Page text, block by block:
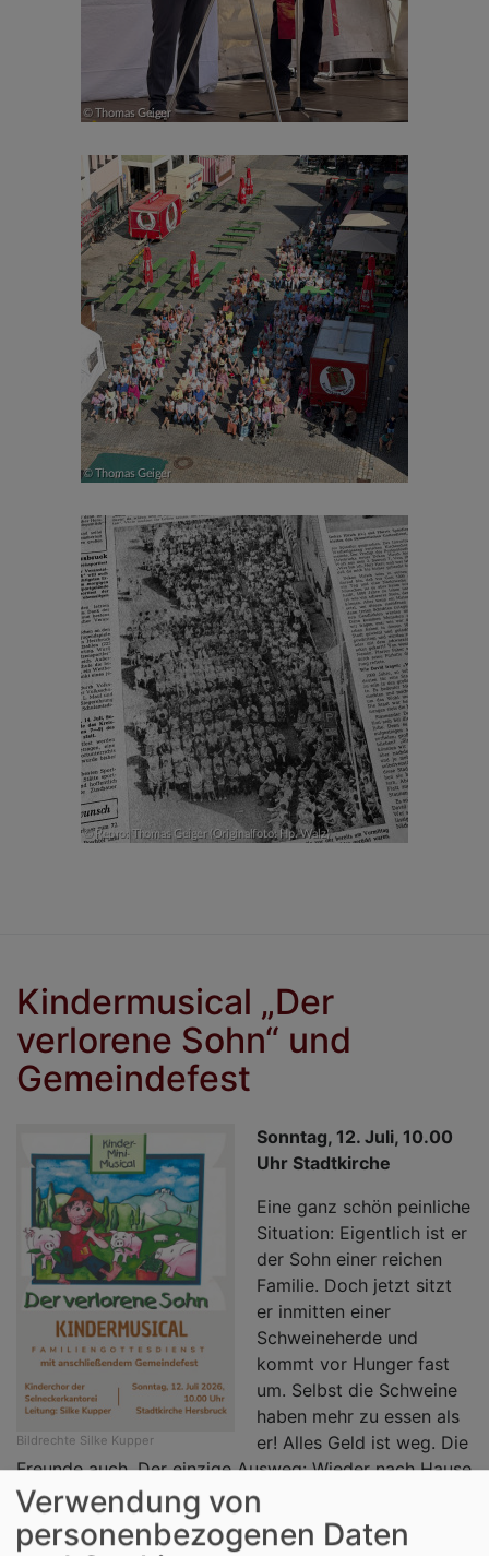
Kindermusical „Der
verlorene Sohn“ und
Gemeindefest
Bildrechte Silke Kupper
Sonntag, 12. Juli, 10.00
Uhr Stadtkirche
Eine ganz schön peinliche
Situation: Eigentlich ist er
der Sohn einer reichen
Familie. Doch jetzt sitzt
er inmitten einer
Schweineherde und
kommt vor Hunger fast
um. Selbst die Schweine
haben mehr zu essen als
er! Alles Geld ist weg. Die
Freunde auch. Der einzige Ausweg: Wieder nach Hause
gehen und den Vater um Arbeit bitten. Doch wie wird
der Vater reagieren?
Verwendung von
personenbezogenen Daten